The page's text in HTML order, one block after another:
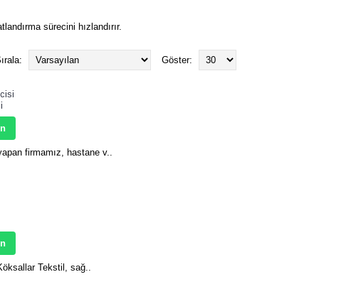
sürecini hızlandırır.
Göster:
firmamız, hastane v..
Tekstil, sağ..